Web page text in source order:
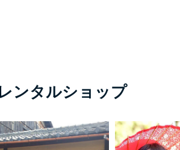
ンタルショップ